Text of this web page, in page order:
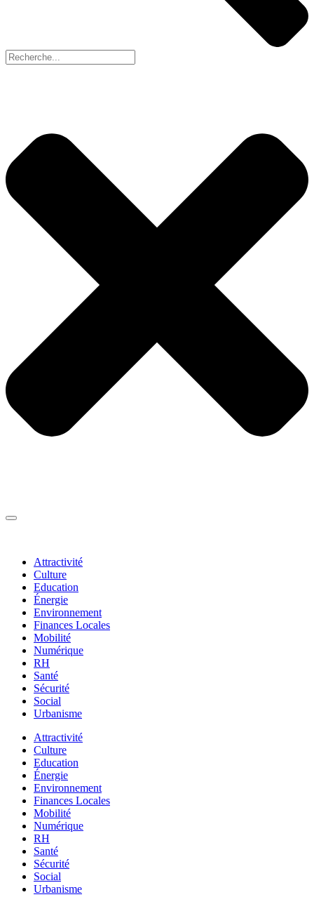
Attractivité
Culture
Education
Énergie
Environnement
Finances Locales
Mobilité
Numérique
RH
Santé
Sécurité
Social
Urbanisme
Attractivité
Culture
Education
Énergie
Environnement
Finances Locales
Mobilité
Numérique
RH
Santé
Sécurité
Social
Urbanisme